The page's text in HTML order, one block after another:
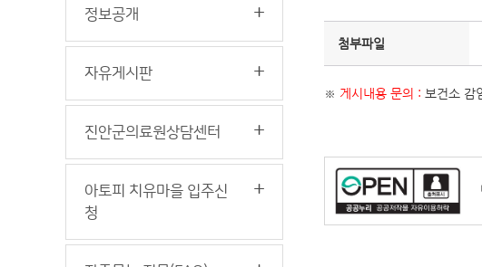
정보공개
자유게시판
진안군의료원상담센터
아토피 치유마을 입주신
청
첨부파일
※ 게시내용 문의 : 보건소